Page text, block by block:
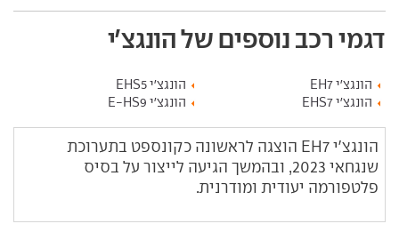
דגמי רכב נוספים של הונגצ'י
הונגצ'י EH7
הונגצ'י EHS5
הונגצ'י EHS7
הונגצ'י E-HS9
הונגצ'י EH7 הוצגה לראשונה כקונספט בתערוכת
שנגחאי 2023, ובהמשך הגיעה לייצור על בסיס
פלטפורמה יעודית ומודרנית.